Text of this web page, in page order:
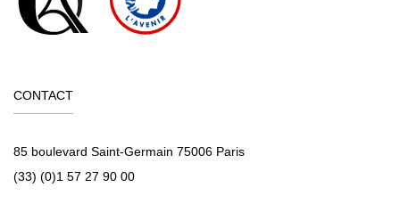
CONTACT
85 boulevard Saint-Germain 75006 Paris
(33) (0)1 57 27 90 00